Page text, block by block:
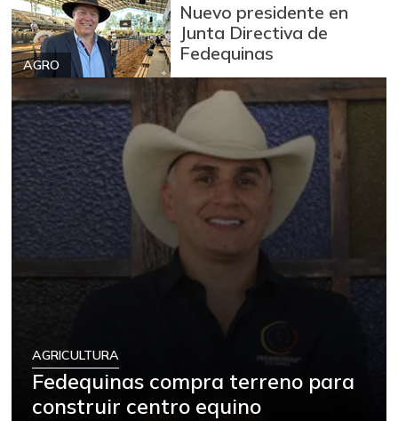
AGRO
Nuevo presidente en
Junta Directiva de
Fedequinas
AGRICULTURA
Fedequinas compra terreno para
construir centro equino